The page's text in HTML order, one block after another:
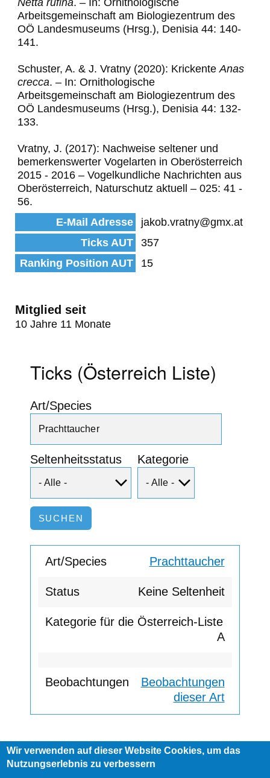
Arbeitsgemeinschaft am Biologiezentrum des
OÖ Landesmuseums (Hrsg.), Denisia 44: 140-
141.
Schuster, A. & J. Vratny (2020): Krickente Anas
crecca. – In: Ornithologische
Arbeitsgemeinschaft am Biologiezentrum des
OÖ Landesmuseums (Hrsg.), Denisia 44: 132-
133.
Vratny, J. (2017): Nachweise seltener und
bemerkenswerter Vogelarten in Oberösterreich
2015 - 2016 – Vogelkundliche Nachrichten aus
Oberösterreich, Naturschutz aktuell – 025: 41 -
56.
E-Mail Adresse
jakob.vratny@gmx.at
Ticks AUT
357
Ranking Position AUT
15
Mitglied seit
10 Jahre 11 Monate
Ticks (Österreich Liste)
Art/Species
Seltenheitsstatus Kategorie
Prachttaucher
Keine Seltenheit
A
Beobachtungen
dieser Art
Footer
AGB Impressum Links
Wir verwenden auf dieser Website Cookies, um das
Nutzungserlebnis zu verbessern